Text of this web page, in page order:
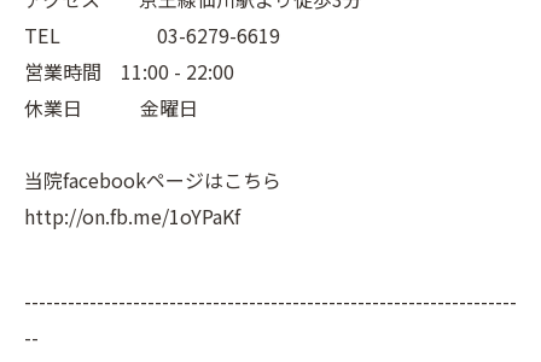
TEL 03-6279-6619
営業時間 11:00 - 22:00
休業日 金曜日
当院facebookページはこちら
http://on.fb.me/1oYPaKf
--------------------------------------------------------------------
--